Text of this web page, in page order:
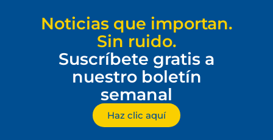
Noticias que importan.
Sin ruido.
Suscríbete gratis a
nuestro boletín
semanal
Haz clic aquí